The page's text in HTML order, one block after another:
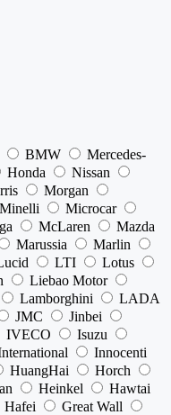
BMW
Mercedes-
Honda
Nissan
Morgan
Minelli
Microcar
McLaren
Mazda
Marussia
Marlin
LTI
Lotus
Liebao Motor
Lamborghini
LADA
JMC
Jinbei
IVECO
Isuzu
Innocenti
HuangHai
Horch
Heinkel
Hawtai
Hafei
Great Wall